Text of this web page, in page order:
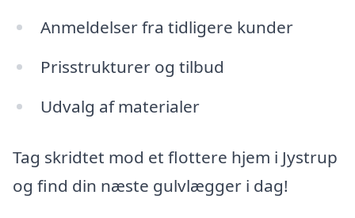
Anmeldelser fra tidligere kunder
Prisstrukturer og tilbud
Udvalg af materialer
Tag skridtet mod et flottere hjem i Jystrup
og find din næste gulvlægger i dag!